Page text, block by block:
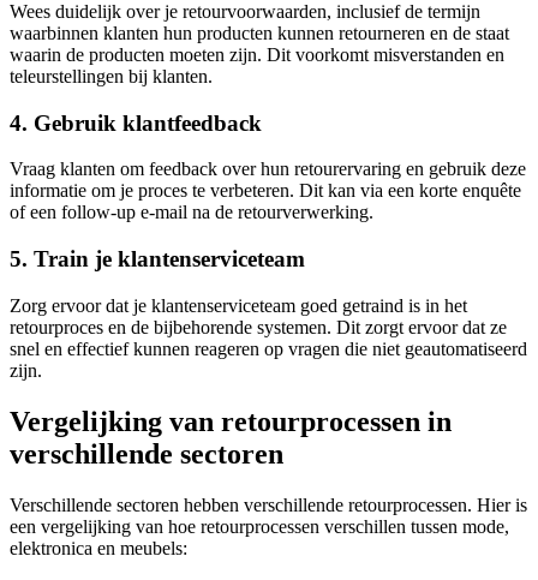
Wees duidelijk over je retourvoorwaarden, inclusief de termijn
waarbinnen klanten hun producten kunnen retourneren en de staat
waarin de producten moeten zijn. Dit voorkomt misverstanden en
teleurstellingen bij klanten.
4. Gebruik klantfeedback
Vraag klanten om feedback over hun retourervaring en gebruik deze
informatie om je proces te verbeteren. Dit kan via een korte enquête
of een follow-up e-mail na de retourverwerking.
5. Train je klantenserviceteam
Zorg ervoor dat je klantenserviceteam goed getraind is in het
retourproces en de bijbehorende systemen. Dit zorgt ervoor dat ze
snel en effectief kunnen reageren op vragen die niet geautomatiseerd
zijn.
Vergelijking van retourprocessen in
verschillende sectoren
Verschillende sectoren hebben verschillende retourprocessen. Hier is
een vergelijking van hoe retourprocessen verschillen tussen mode,
elektronica en meubels: